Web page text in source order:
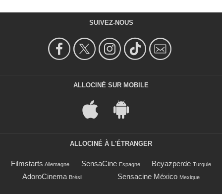
SUIVEZ-NOUS
ALLOCINÉ SUR MOBILE
ALLOCINÉ À L'ÉTRANGER
Filmstarts Allemagne SensaCine Espagne Beyazperde Turquie
AdoroCinema Brésil Sensacine México Mexique